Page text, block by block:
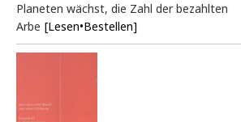
Planeten wächst, die Zahl der bezahlten
Arbe [Lesen•Bestellen]